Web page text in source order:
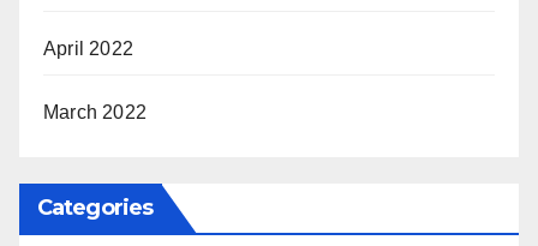
April 2022
March 2022
Categories